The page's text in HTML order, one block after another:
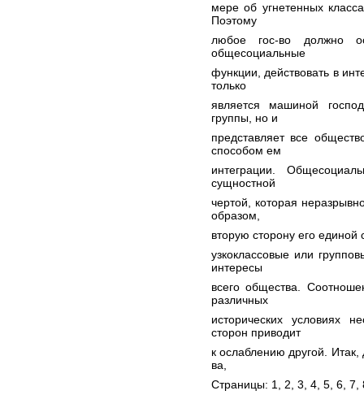
мере об угнетенных
Поэтому
любое гос-во должно
общесоциальные
функции, действовать в
только
является машиной
группы, но и
представляет все
способом ем
интеграции.
сущностной
чертой, которая
образом,
вторую сторону его единой
узкоклассовые или
интересы
всего общества.
различных
исторических условиях
сторон приводит
к ослаблению другой. Итак,
ва,
Страницы: 1, 2 3 4 5 6 7